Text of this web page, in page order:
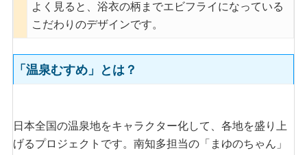
よく見ると、浴衣の柄までエビフライになっている
こだわりのデザインです。
「温泉むすめ」とは？
日本全国の温泉地をキャラクター化して、各地を盛り上
げるプロジェクトです。南知多担当の「まゆのちゃん」